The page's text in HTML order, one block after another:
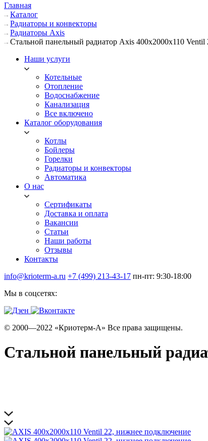
Главная
Каталог
Радиаторы и конвекторы
Радиаторы Axis
Стальной панельный радиатор Axis 400х2000х110
Наши услуги
Котельные
Отопление
Водоснабжение
Канализация
Все включено
Каталог оборудования
Котлы
Бойлеры
Горелки
Радиаторы и конвекторы
Автоматика
О нас
Сертификаты
Доставка и оплата
Вакансии
Статьи
Наши работы
Отзывы
Контакты
info@krioterm-a.ru +7 (499) 213-43-17 пн-пт: 9:30-18:00
Мы в соцсетях:
© 2000—2022 «Криотерм-А» Все права защищены.
Стальной панельный